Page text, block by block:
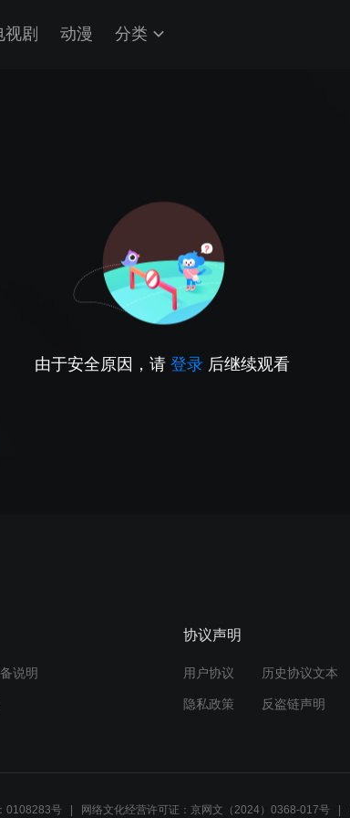
视剧 动漫 分类
由于安全原因，请 登录 后继续观看
说明
协议声明
用户协议 历史协议文本
隐私政策 反盗链声明
0108283号 网络文化经营许可证：京网文（2024）0368-017号